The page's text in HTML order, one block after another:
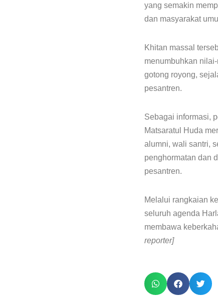
yang semakin
dan masyarakat
Khitan massal
menumbuhkan
gotong royong,
pesantren.
Sebagai informasi,
Matsaratul Huda
alumni, wali santri,
penghormatan dan
pesantren.
Melalui rangkaian
seluruh agenda
membawa
reporter]